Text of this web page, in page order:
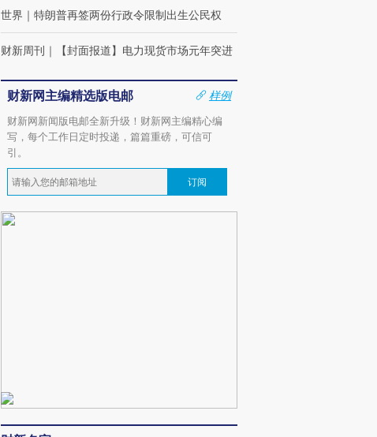
世界 ｜ 特朗普再签两份行政令限制出生公民权
财新周刊 ｜ 【封面报道】电力现货市场元年突进
财新网主编精选版电邮
样例
财新网新闻版电邮全新升级！财新网主编精心编
写，每个工作日定时投递，篇篇重磅，可信可
引。
订阅